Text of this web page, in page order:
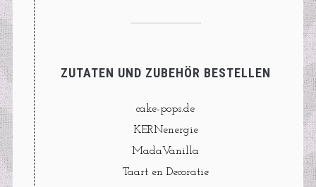
ZUTATEN UND ZUBEHÖR BESTELLEN
cake-pops.de
KERNenergie
MadaVanilla
Taart en Decoratie